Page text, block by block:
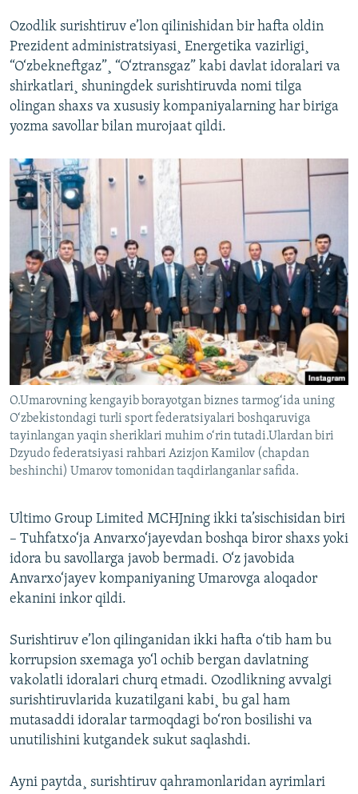
Ozodlik surishtiruv e’lon qilinishidan bir hafta oldin
Prezident administratsiyasi¸ Energetika vazirligi¸
“O‘zbekneftgaz”¸ “O‘ztransgaz” kabi davlat idoralari va
shirkatlari¸ shuningdek surishtiruvda nomi tilga
olingan shaxs va xususiy kompaniyalarning har biriga
yozma savollar bilan murojaat qildi.
O.Umarovning kengayib borayotgan biznes tarmog‘ida uning
O‘zbekistondagi turli sport federatsiyalari boshqaruviga
tayinlangan yaqin sheriklari muhim o‘rin tutadi.Ulardan biri
Dzyudo federatsiyasi rahbari Azizjon Kamilov (chapdan
beshinchi) Umarov tomonidan taqdirlanganlar safida.
Ultimo Group Limited MCHJning ikki ta’sischisidan biri
– Tuhfatxo‘ja Anvarxo‘jayevdan boshqa biror shaxs yoki
idora bu savollarga javob bermadi. O‘z javobida
Anvarxo‘jayev kompaniyaning Umarovga aloqador
ekanini inkor qildi.
Surishtiruv e’lon qilinganidan ikki hafta o‘tib ham bu
korrupsion sxemaga yo‘l ochib bergan davlatning
vakolatli idoralari churq etmadi. Ozodlikning avvalgi
surishtiruvlarida kuzatilgani kabi¸ bu gal ham
mutasaddi idoralar tarmoqdagi bo‘ron bosilishi va
unutilishini kutgandek sukut saqlashdi.
Ayni paytda¸ surishtiruv qahramonlaridan ayrimlari